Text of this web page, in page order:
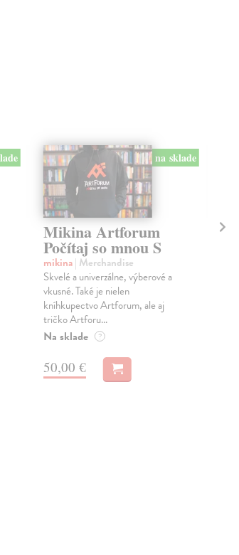
na sklade
Mikina Artforum
Počítaj so mnou S
mikina| Merchandise
Skvelé a univerzálne, výberové a
vkusné. Také je nielen
kníhkupectvo Artforum, ale aj
tričko Artforu...
Na sklade ?
50,00 €